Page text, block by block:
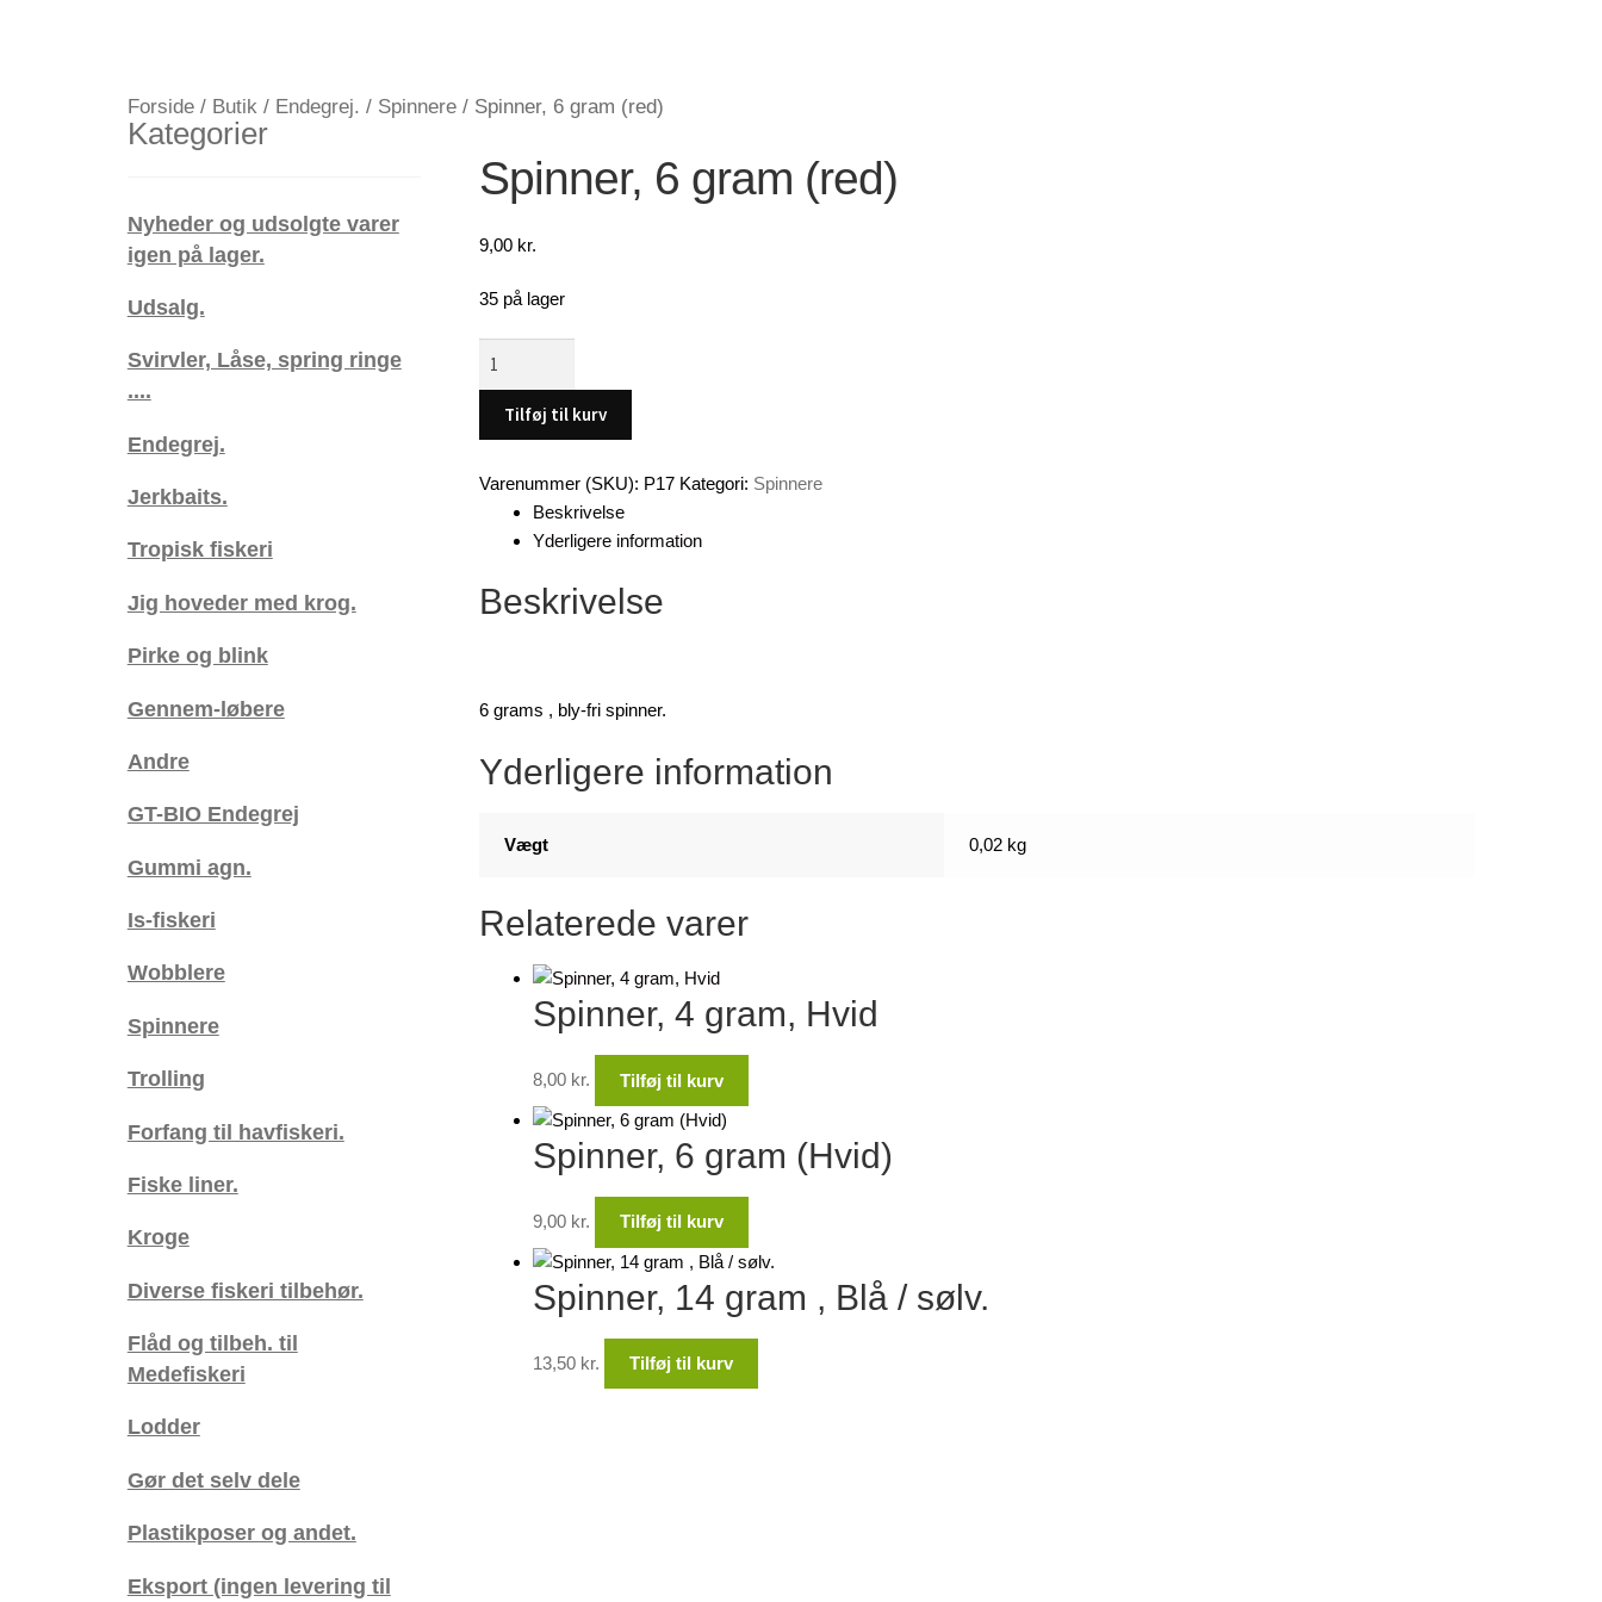
Forside/ Butik / Endegrej. / Spinnere/ Spinner, 6 gram (red)
Spinner, 6 gram (red)
9,00 kr.
35 på lager
gram
(red)
Tilføj til kurv
Varenummer (SKU): P17 Kategori: Spinnere
Beskrivelse
Yderligere information
Beskrivelse
6 grams , bly-fri spinner.
Yderligere information
Vægt 0,02 kg
Relaterede varer
Spinner, 4 gram, Hvid
8,00 kr. Tilføj til kurv
Spinner, 6 gram (Hvid)
9,00 kr. Tilføj til kurv
Spinner, 14 gram , Blå / sølv.
13,50 kr. Tilføj til kurv
Kategorier
Nyheder og udsolgte varer
igen på lager.
Udsalg.
Svirvler, Låse, spring ringe
....
Endegrej.
Jerkbaits.
Tropisk fiskeri
Jig hoveder med krog.
Pirke og blink
Gennem-løbere
Andre
GT-BIO Endegrej
Gummi agn.
Is-fiskeri
Wobblere
Spinnere
Trolling
Forfang til havfiskeri.
Fiske liner.
Kroge
Diverse fiskeri tilbehør.
Flåd og tilbeh. til
Medefiskeri
Lodder
Gør det selv dele
Plastikposer og andet.
Eksport (ingen levering til